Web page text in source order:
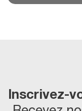
Inscrivez-